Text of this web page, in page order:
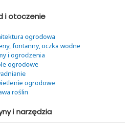
i otoczenie
ogrodowa
fontanny, oczka wodne
i ogrodzenia
ogrodowe
ogrodowe
roślin
i narzędzia